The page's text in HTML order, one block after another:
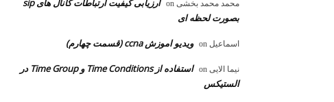
محمد محمد بخشی
ارزیابی کیفیت ارتباطات کانال های sip
بصورت لحظه ای
اسماعیل ویدیو اموزش ccna (قسمت چهارم)
نیما الایی
استفاده از Time Conditions و Time Group در
الستیکس